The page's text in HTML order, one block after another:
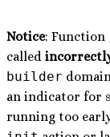
Notice:
called
builder
an indicator for
running too